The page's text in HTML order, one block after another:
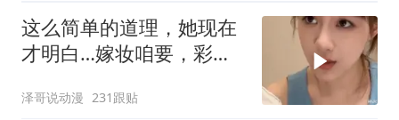
这么简单的道理，她现在
才明白…嫁妆咱要，彩礼
泽哥说动漫 231跟贴